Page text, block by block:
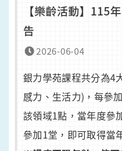
【樂齡活動】115
告
2026-06-04
銀力學苑課程共分為4
感力、生活力)，每參
該領域1點，當年度參
參加1堂，即可取得當